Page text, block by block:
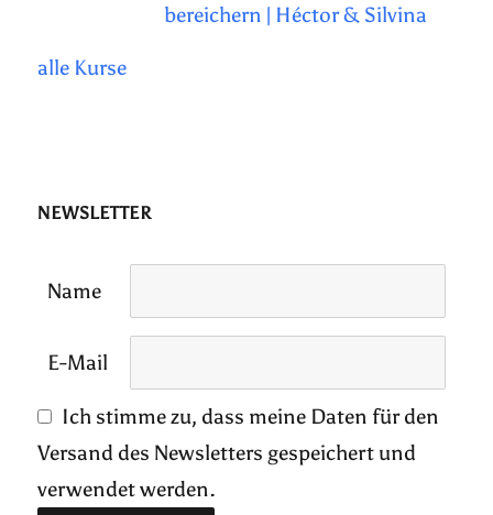
bereichern | Héctor & Silvina
alle Kurse
NEWSLETTER
Name
E-Mail
Ich stimme zu, dass meine Daten für den
Versand des Newsletters gespeichert und
verwendet werden.